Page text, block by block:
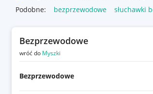
Podobne: bezprzewodowe słuchawki
Bezprzewodowe
wróć do Myszki
Bezprzewodowe